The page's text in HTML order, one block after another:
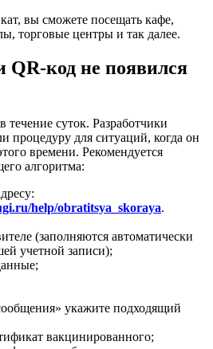
вы сможете посещать кафе,
торговые центры и так далее.
QR-код не появился
течение суток. Разработчики
процедуру для ситуаций, когда он
времени. Рекомендуется
алгоритма:
help/obratitsya_skoraya.
(заполняются автоматически
учетной записи);
укажите подходящий
вакцинированного;